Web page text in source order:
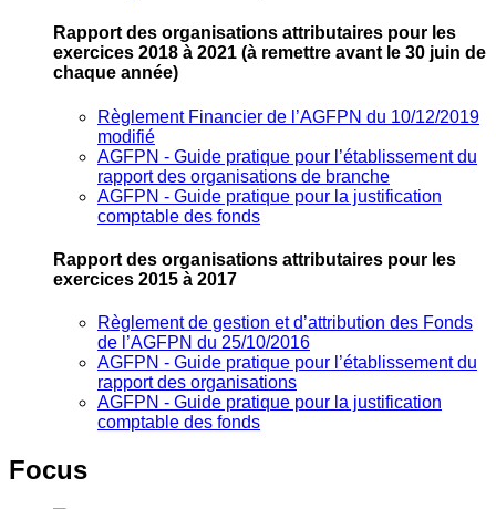
Rapport des organisations attributaires pour les
exercices 2018 à 2021 (à remettre avant le 30 juin de
chaque année)
Règlement Financier de l’AGFPN du 10/12/2019
modifié
AGFPN ‐ Guide pratique pour l’établissement du
rapport des organisations de branche
AGFPN ‐ Guide pratique pour la justification
comptable des fonds
Rapport des organisations attributaires pour les
exercices 2015 à 2017
Règlement de gestion et d’attribution des Fonds
de l’AGFPN du 25/10/2016
AGFPN ‐ Guide pratique pour l’établissement du
rapport des organisations
AGFPN ‐ Guide pratique pour la justification
comptable des fonds
Focus